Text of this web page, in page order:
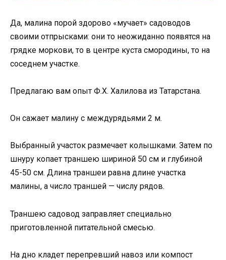
Да, малина порой здорово «мучает» садоводов
своими отпрысками: они то неожиданно появятся на
грядке моркови, то в центре куста смородины, то на
соседнем участке.
Предлагаю вам опыт Ф.Х. Халилова из Татарстана.
Он сажает малину с междурядьями 2 м.
Выбранный участок размечает колышками. Затем по
шнуру копает траншею шириной 50 см и глубиной
45-50 см. Длина траншеи равна длине участка
малины, а число траншей — числу рядов.
Траншею садовод заправляет специально
приготовленной питательной смесью.
На дно кладет перепревший навоз или компост